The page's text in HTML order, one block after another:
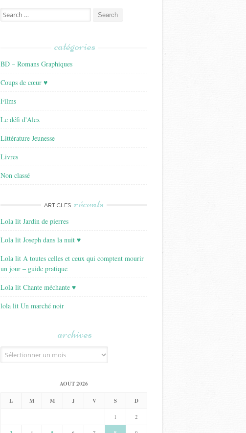
Search
for:
catégories
BD – Romans Graphiques
Coups de cœur ♥
Films
Le défi d'Alex
Littérature Jeunesse
Livres
Non classé
ARTICLES récents
Lola lit Jardin de pierres
Lola lit Joseph dans la nuit ♥
Lola lit A toutes celles et ceux qui comptent mourir
un jour – guide pratique
Lola lit Chante méchante ♥
lola lit Un marché noir
archives
Archives
AOÛT 2026
L M M J V S D
1 2